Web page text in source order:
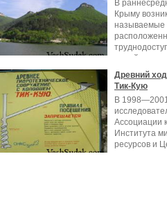
В
Крыму
называемые
самой
Древний
Тик-Кую
В
Ассоциации
Института
ресурсов и